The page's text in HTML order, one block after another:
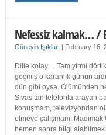
Nefessiz kalmak… /
Güneyin Işıkları | February 16,
Dille kolay… Tam yirmi dört
geçmiş o karanlık günün
dün gibi oysa. Ölümünden
Sıvas’tan telefonla arayan
konuşmam, televizyondan
etmeye çalışmam, Madımak
hemen sonra bilgi